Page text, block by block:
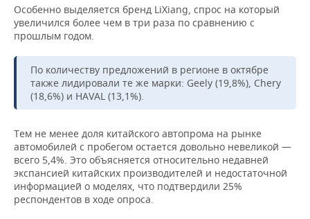
Особенно выделяется бренд LiXiang, спрос на который
увеличился более чем в три раза по сравнению с
прошлым годом.
По количеству предложений в регионе в октябре
также лидировали те же марки: Geely (19,8%), Chery
(18,6%) и HAVAL (13,1%).
Тем не менее доля китайского автопрома на рынке
автомобилей с пробегом остается довольно невеликой —
всего 5,4%. Это объясняется относительно недавней
экспансией китайских производителей и недостаточной
информацией о моделях, что подтвердили 25%
респондентов в ходе опроса.